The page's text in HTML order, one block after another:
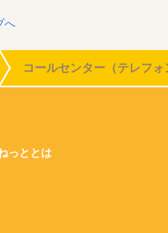
へ
コールセンター（テレフ
っととは